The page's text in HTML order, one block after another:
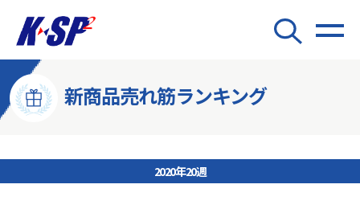
新商品売れ筋ランキング
2020年20週